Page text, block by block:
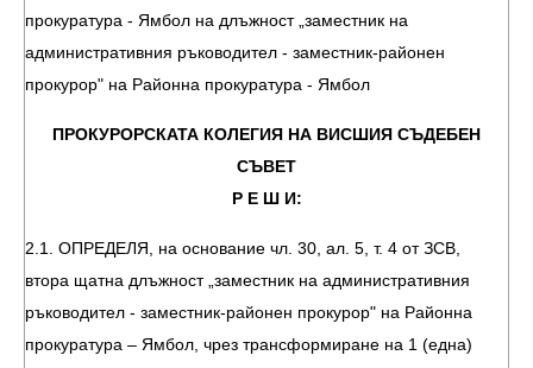
прокуратура - Ямбол на длъжност „заместник на
административния ръководител - заместник-районен
прокурор" на Районна прокуратура - Ямбол
ПРОКУРОРСКАТА КОЛЕГИЯ НА ВИСШИЯ СЪДЕБЕН
СЪВЕТ
Р Е Ш И:
2.1. ОПРЕДЕЛЯ, на основание чл. 30, ал. 5, т. 4 от ЗСВ,
втора щатна длъжност „заместник на административния
ръководител - заместник-районен прокурор" на Районна
прокуратура – Ямбол, чрез трансформиране на 1 (една)